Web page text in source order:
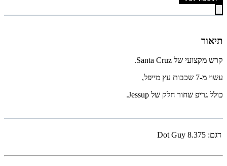
תיאור
קרש מקצועי של Santa Cruz.
עשוי מ-7 שכבות עץ מייפל,
כולל גריפ שחור חלק של Jessup.
דגם: Dot Guy 8.375